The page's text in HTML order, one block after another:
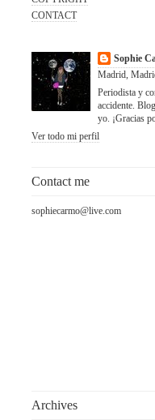
CONTACT
Sophie
Madrid,
Periodista y
accidente.
yo. ¡Gracias
Ver todo mi perfil
Contact me
sophiecarmo@live.com
Archives